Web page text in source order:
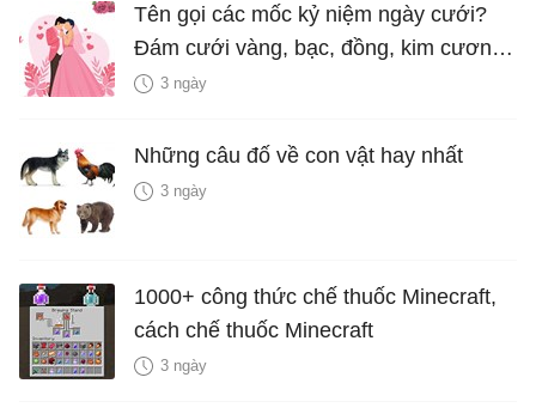
Tên gọi các mốc kỷ niệm ngày cưới?
Đám cưới vàng, bạc, đồng, kim cương
là bao nhiêu năm?
3 ngày
Những câu đố về con vật hay nhất
3 ngày
1000+ công thức chế thuốc Minecraft,
cách chế thuốc Minecraft
3 ngày